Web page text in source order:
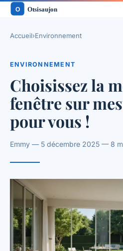
Accueil›Environnement
ENVIRONNEMENT
Choisissez la
fenêtre sur
pour vous !
Emmy — 5 décembre 2025 — 8